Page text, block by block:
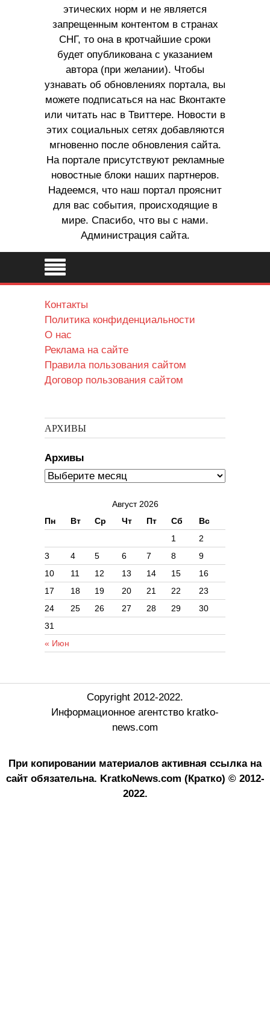
этических норм и не является
запрещенным контентом в странах
СНГ, то она в кротчайшие сроки
будет опубликована с указанием
автора (при желании). Чтобы
узнавать об обновлениях портала, вы
можете подписаться на нас Вконтакте
или читать нас в Твиттере. Новости в
этих социальных сетях добавляются
мгновенно после обновления сайта.
На портале присутствуют рекламные
новостные блоки наших партнеров.
Надеемся, что наш портал прояснит
для вас события, происходящие в
мире. Спасибо, что вы с нами.
Администрация сайта.
Контакты
Политика конфиденциальности
О нас
Реклама на сайте
Правила пользования сайтом
Договор пользования сайтом
АРХИВЫ
Архивы
Август 2026
Пн
Вт Ср Чт Пт Сб Вс
« Июн
1
2
3
4 5 6 7 8
9
10
11 12 13 14 15
16
17
18 19 20 21 22
23
24
25 26 27 28 29
30
31
Copyright 2012-2022.
Информационное агентство kratko-
news.com
При копировании материалов активная ссылка на
сайт обязательна. KratkoNews.com (Кратко) © 2012-
2022.